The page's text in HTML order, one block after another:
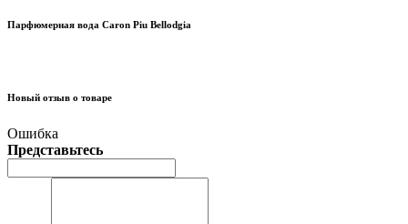
Парфюмерная вода Caron Piu Bellodgia
Новый отзыв о товаре
Ошибка
Представьтесь